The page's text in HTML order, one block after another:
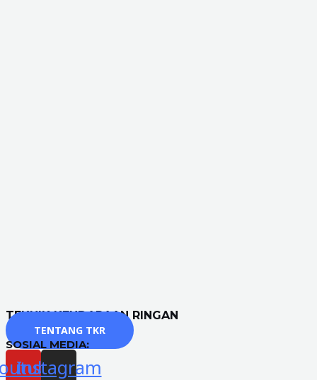
TEKNIK KENDARAAN RINGAN
TENTANG TKR
SOSIAL MEDIA:
Instagram